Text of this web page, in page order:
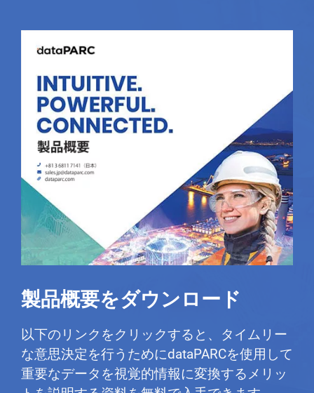
製品概要をダウンロード
以下のリンクをクリックすると、タイムリー
な意思決定を行うためにdataPARCを使用して
重要なデータを視覚的情報に変換するメリッ